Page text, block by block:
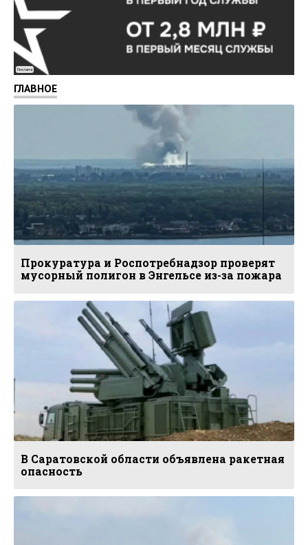
Реклама
ГЛАВНОЕ
Прокуратура и Роспотребнадзор проверят
мусорный полигон в Энгельсе из-за пожара
В Саратовской области объявлена ракетная
опасность